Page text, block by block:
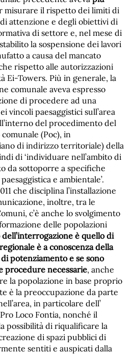
misurare il rispetto dei limiti di
attenzione e degli obiettivi di
di settore e, nel mese di
la sospensione dei lavori
a causa del mancato
rispetto alle autorizzazioni
Ei-Towers. Più in generale, la
comunale aveva espresso
di procedere ad una
vincoli paesaggistici sull’area
del procedimento del
(Poc), in
di indirizzo territoriale) della
di ‘individuare nell’ambito di
da sottoporre a specifiche
e ambientale’.
che disciplina l’installazione
inoltre, tra le
c’è anche lo svolgimento
delle popolazioni
dell’interrogazione è quello di
è a conoscenza della
potenziamento e se sono
procedure necessarie, anche
la popolazione in base proprio
è la preoccupazione da parte
in particolare dell’
Loco Fontia, nonché il
possibilità di riqualificare la
di spazi pubblici di
sentiti e auspicati dalla